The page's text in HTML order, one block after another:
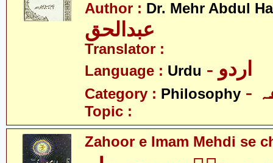
Author : Dr. Mehr Abdul
عبدالحق
Translator :
Language : Urdu - اردو
Category : Philosophy
Topic :
Zahoor e Imam Mehdi se